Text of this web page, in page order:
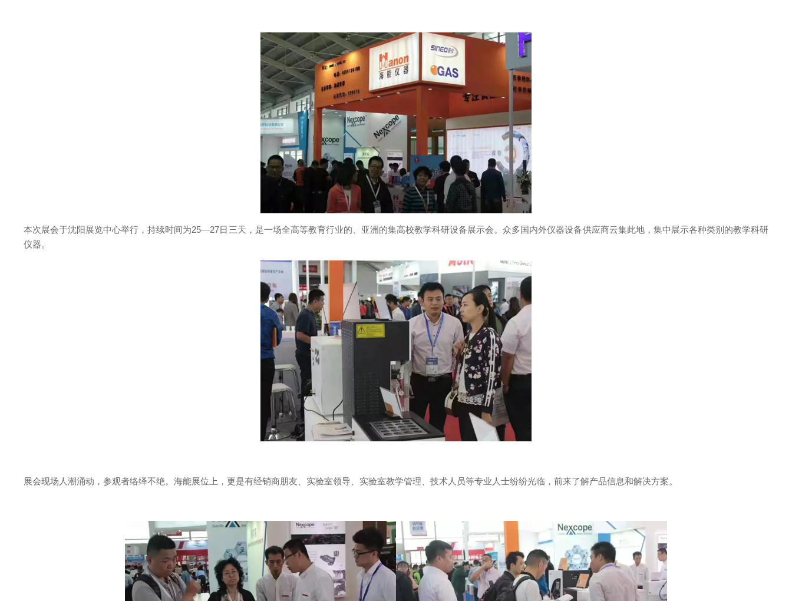
本次展会于沈阳展览中心举行，持续时间为25—27日三天，是一场全高等教育行业的、亚洲的集高校教学科研设备展示会。众多国内外仪器设备供应商云集此地，集中展示各种类别的教学科研
仪器。
展会现场人潮涌动，参观者络绎不绝。海能展位上，更是有经销商朋友、实验室领导、实验室教学管理、技术人员等专业人士纷纷光临，前来了解产品信息和解决方案。